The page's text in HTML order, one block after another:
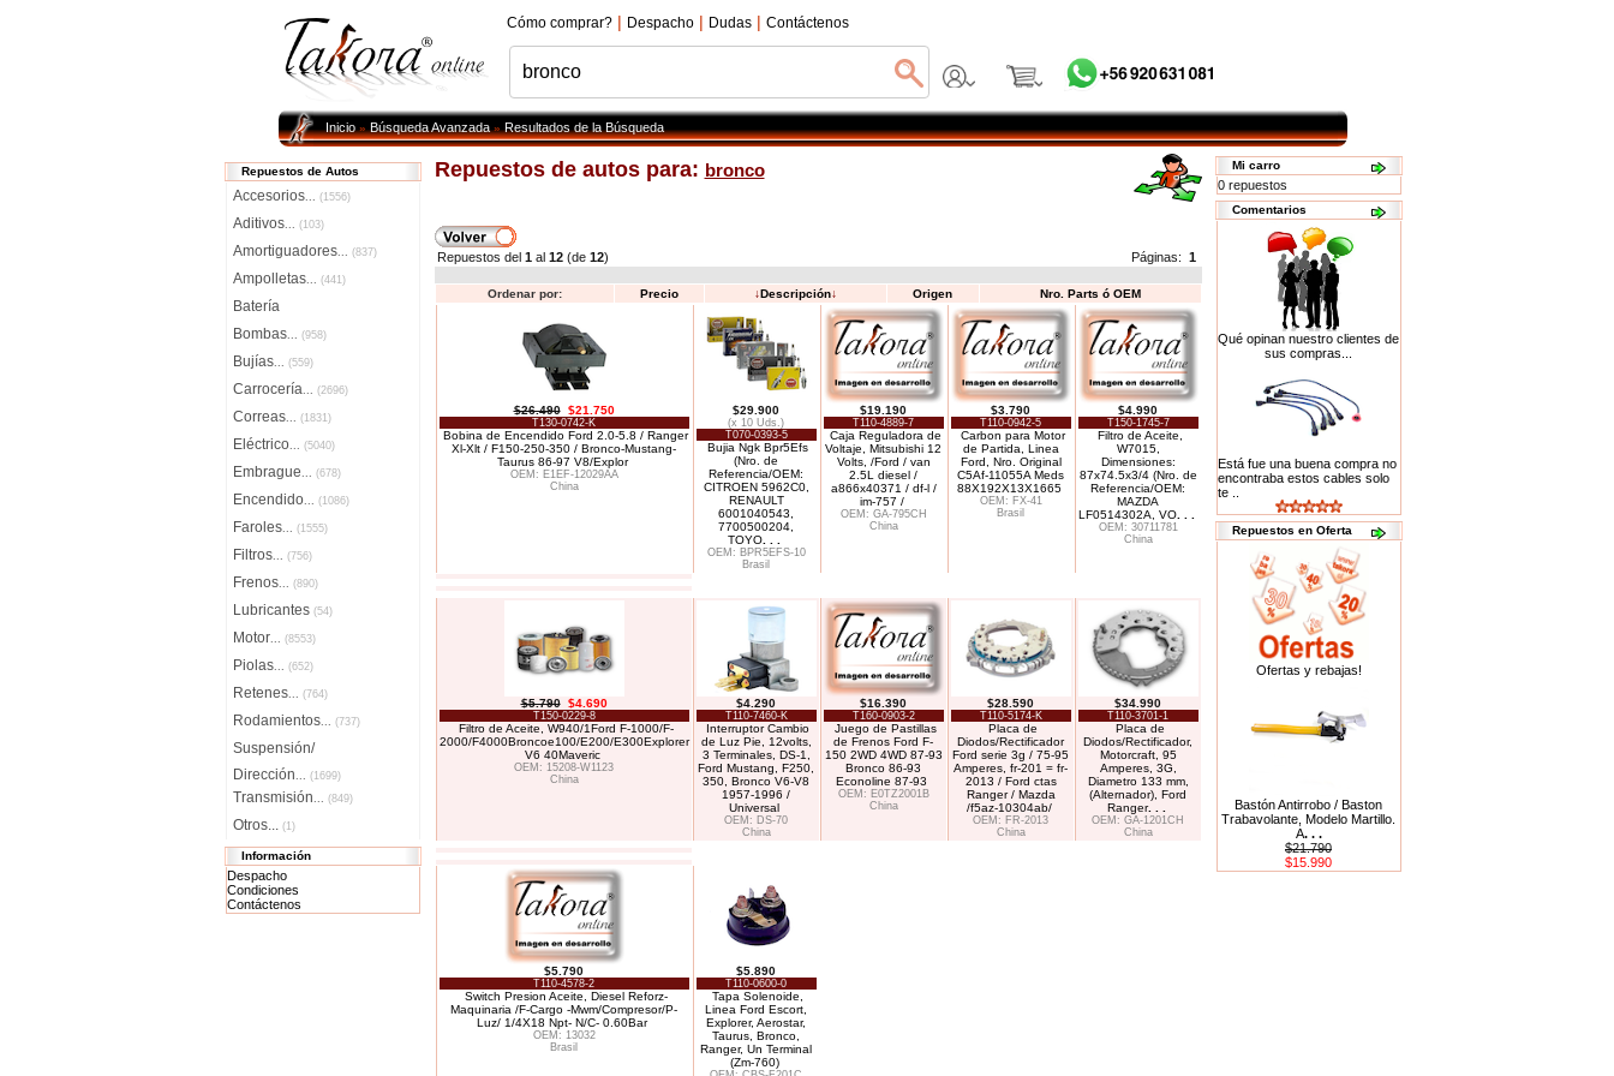
Cómo comprar? | Despacho | Dudas | Contáctenos
Inicio»Búsqueda Avanzada»Resultados de la Búsqueda
Repuestos de Autos
Accesorios... (1556)
Aditivos... (103)
Amortiguadores... (837)
Ampolletas... (441)
Batería
Bombas... (958)
Bujías... (559)
Carrocería... (2696)
Correas... (1831)
Eléctrico... (5040)
Embrague... (678)
Encendido... (1086)
Faroles... (1555)
Filtros... (756)
Frenos... (890)
Lubricantes(54)
Motor... (8553)
Piolas... (652)
Retenes... (764)
Rodamientos... (737)
Suspensión/
Dirección... (1699)
Transmisión... (849)
Otros...(1)
Información
Despacho
Condiciones
Contáctenos
Repuestos de autos para: bronco
Repuestos del 1al 12(de 12) Páginas: 1
Ordenar por: Precio ↓Descripción↓ Origen Nro. Parts ó OEM
$26.490 $21.750
T130-0742-K
Bobina de Encendido Ford 2.0-5.8 / Ranger
Xl-Xlt / F150-250-350 / Bronco-Mustang-
Taurus 86-97 V8/Explor
OEM: E1EF-12029AA
China
$29.900
(x 10 Uds.)
T070-0393-5
Bujia Ngk Bpr5Efs
(Nro. de
Referencia/OEM:
CITROEN 5962C0,
RENAULT
6001040543,
7700500204,
TOYO
OEM: BPR5EFS-10
Brasil
$19.190
T110-4889-7
Caja Reguladora de
Voltaje, Mitsubishi 12
Volts, /Ford / van
2.5L diesel /
a866x40371 / df-l /
im-757 /
OEM: GA-795CH
China
$3.790
T110-0942-5
Carbon para Motor
de Partida, Linea
Ford, Nro. Original
C5Af-11055A Meds
88X192X13X1665
OEM: FX-41
Brasil
$4.990
T150-1745-7
Filtro de Aceite,
W7015,
Dimensiones:
87x74.5x3/4 (Nro. de
Referencia/OEM:
MAZDA
LF0514302A, VO. . .
OEM: 30711781
China
$5.790 $4.690
T150-0229-8
Filtro de Aceite, W940/1Ford F-1000/F-
2000/F4000Broncoe100/E200/E300Explorer
V6 40Maveric
OEM: 15208-W1123
China
$4.290
T110-7460-K
Interruptor Cambio
de Luz Pie, 12volts,
3 Terminales, DS-1,
Ford Mustang, F250,
350, Bronco V6-V8
1957-1996 /
Universal
OEM: DS-70
China
$16.390
T160-0903-2
Juego de Pastillas
de Frenos Ford F-
150 2WD 4WD 87-93
Bronco 86-93
Econoline 87-93
OEM: E0TZ2001B
China
$28.590
T110-5174-K
Placa de
Diodos/Rectificador
Ford serie 3g / 75-95
Amperes, fr-201 = fr-
2013 / Ford ctas
Ranger / Mazda
/f5az-10304ab/
OEM: FR-2013
China
$34.990
T110-3701-1
Placa de
Diodos/Rectificador,
Motorcraft, 95
Amperes, 3G,
Diametro 133 mm,
(Alternador), Ford
Ranger. . .
OEM: GA-1201CH
China
$5.790
T110-4578-2
Switch Presion Aceite, Diesel Reforz-
Maquinaria /F-Cargo -Mwm/Compresor/P-
Luz/ 1/4X18 Npt- N/C- 0.60Bar
OEM: 13032
Brasil
$5.890
T110-0600-0
Tapa Solenoide,
Linea Ford Escort,
Explorer, Aerostar,
Taurus, Bronco,
Ranger, Un Terminal
(Zm-760)
Mi carro
0 repuestos
Comentarios
Qué opinan nuestro clientes de
sus compras...
Está fue una buena compra no
encontraba estos cables solo
te ..
Repuestos en Oferta
Ofertas y rebajas!
Bastón Antirrobo / Baston
Trabavolante, Modelo Martillo.
A. . .
$21.790
$15.990